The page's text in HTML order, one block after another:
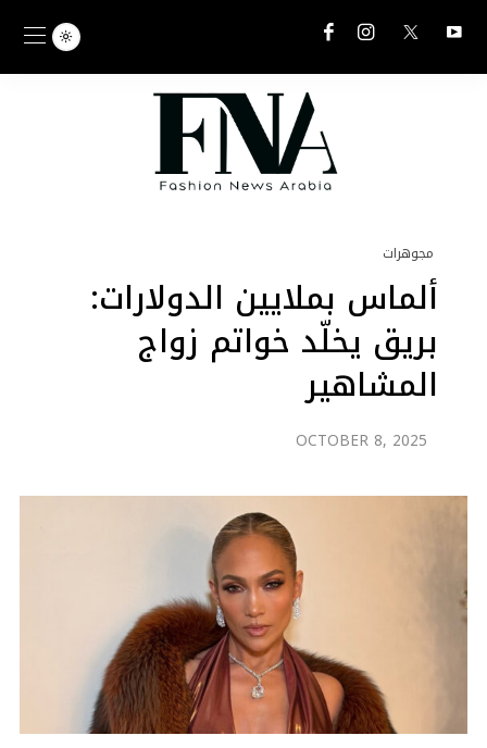
مجوهرات
ألماس بملايين الدولارات:
بريق يخلّد خواتم زواج
المشاهير
OCTOBER 8, 2025